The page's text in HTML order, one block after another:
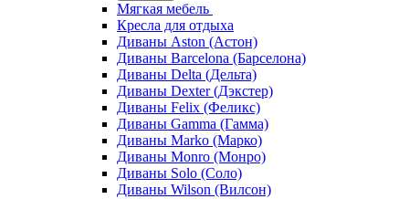
Мягкая мебель
Кресла для отдыха
Диваны Aston (Астон)
Диваны Barcelona (Барселона)
Диваны Delta (Дельта)
Диваны Dexter (Дэкстер)
Диваны Felix (Феликс)
Диваны Gamma (Гамма)
Диваны Marko (Марко)
Диваны Monro (Монро)
Диваны Solo (Соло)
Диваны Wilson (Вилсон)